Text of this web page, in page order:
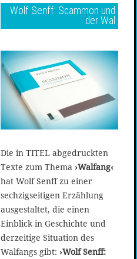
Wolf Senff: Scammon und
der Wal
Die in TITEL abgedruckten
Texte zum Thema ›Walfang‹
hat Wolf Senff zu einer
sechzigseitigen Erzählung
ausgestaltet, die einen
Einblick in Geschichte und
derzeitige Situation des
Walfangs gibt: ›Wolf Senff: